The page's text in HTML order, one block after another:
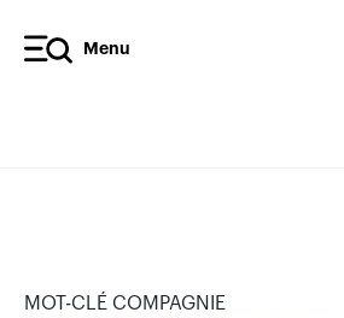
Menu
ASSOCIATION
MOT-CLÉ COMPAGNIE